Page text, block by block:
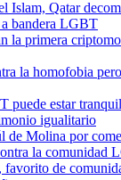
Islam, Qatar
bandera LGBT
la primera
la homofobia
puede estar
igualitario
de Molina por
la comunidad
favorito de